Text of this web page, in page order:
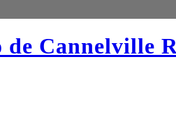
de Cannelville